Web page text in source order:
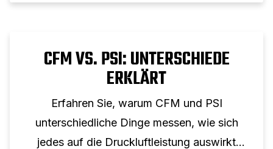
CFM VS. PSI: UNTERSCHIEDE
ERKLÄRT
Erfahren Sie, warum CFM und PSI
unterschiedliche Dinge messen, wie sich
jedes auf die Druckluftleistung auswirkt